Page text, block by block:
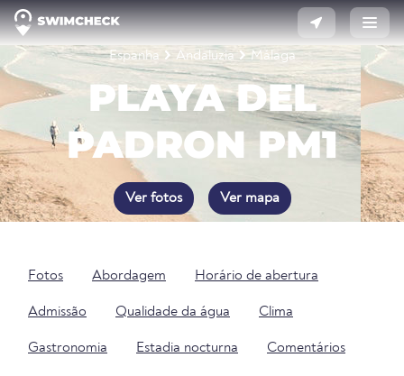
Espanha Andaluzia Málaga
PLAYA DEL
PADRON PM1
Ver fotos Ver mapa
Fotos Abordagem Horário de abertura
Admissão Qualidade da água Clima
Gastronomia Estadia nocturna Comentários